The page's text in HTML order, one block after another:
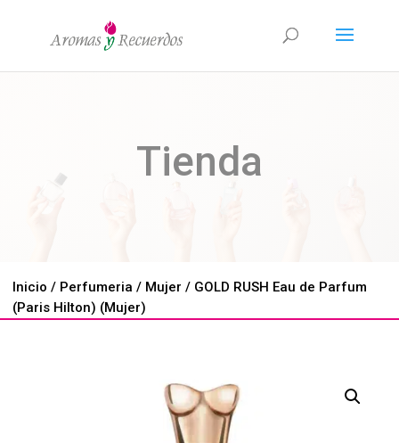
Tienda
Inicio / Perfumeria / Mujer / GOLD RUSH Eau de Parfum
(Paris Hilton) (Mujer)